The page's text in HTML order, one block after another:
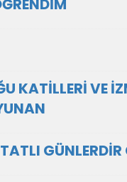
KATİLLERİ VE